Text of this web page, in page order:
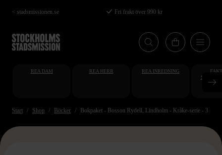
Hoppa
till
huvudinnehåll
< stadsmissionen.se Fri frakt över 990 kr
REA DAM REA HERR REA INREDNING
Start Shop Böcker Bokpaket - Bosson Rydell, Lindholm - Kråke-serie - 3
>